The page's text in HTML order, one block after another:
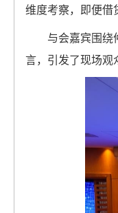
维度考察，即便借
与会嘉宾围绕
言，引发了现场观